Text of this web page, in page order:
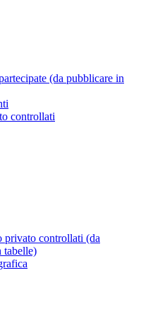
(da pubblicare in
controllati
privato controllati (da
tabelle)